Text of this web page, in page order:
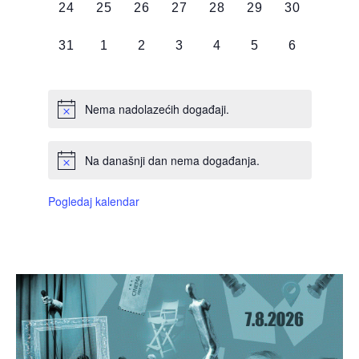
0
24
0
25
0
26
0
27
0
28
0
29
0
30
0
31
0
1
0
2
0
3
0
4
0
5
0
6
Nema nadolazećih događaji.
Na današnji dan nema događanja.
Pogledaj kalendar